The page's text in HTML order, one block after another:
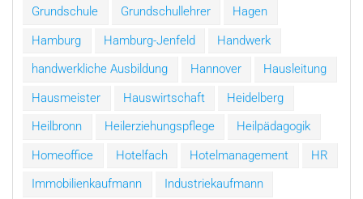
Grundschule
Grundschullehrer
Hagen
Hamburg
Hamburg-Jenfeld
Handwerk
handwerkliche Ausbildung
Hannover
Hausleitung
Hausmeister
Hauswirtschaft
Heidelberg
Heilbronn
Heilerziehungspflege
Heilpädagogik
Homeoffice
Hotelfach Hotelmanagement
HR
Immobilienkaufmann
Industriekaufmann